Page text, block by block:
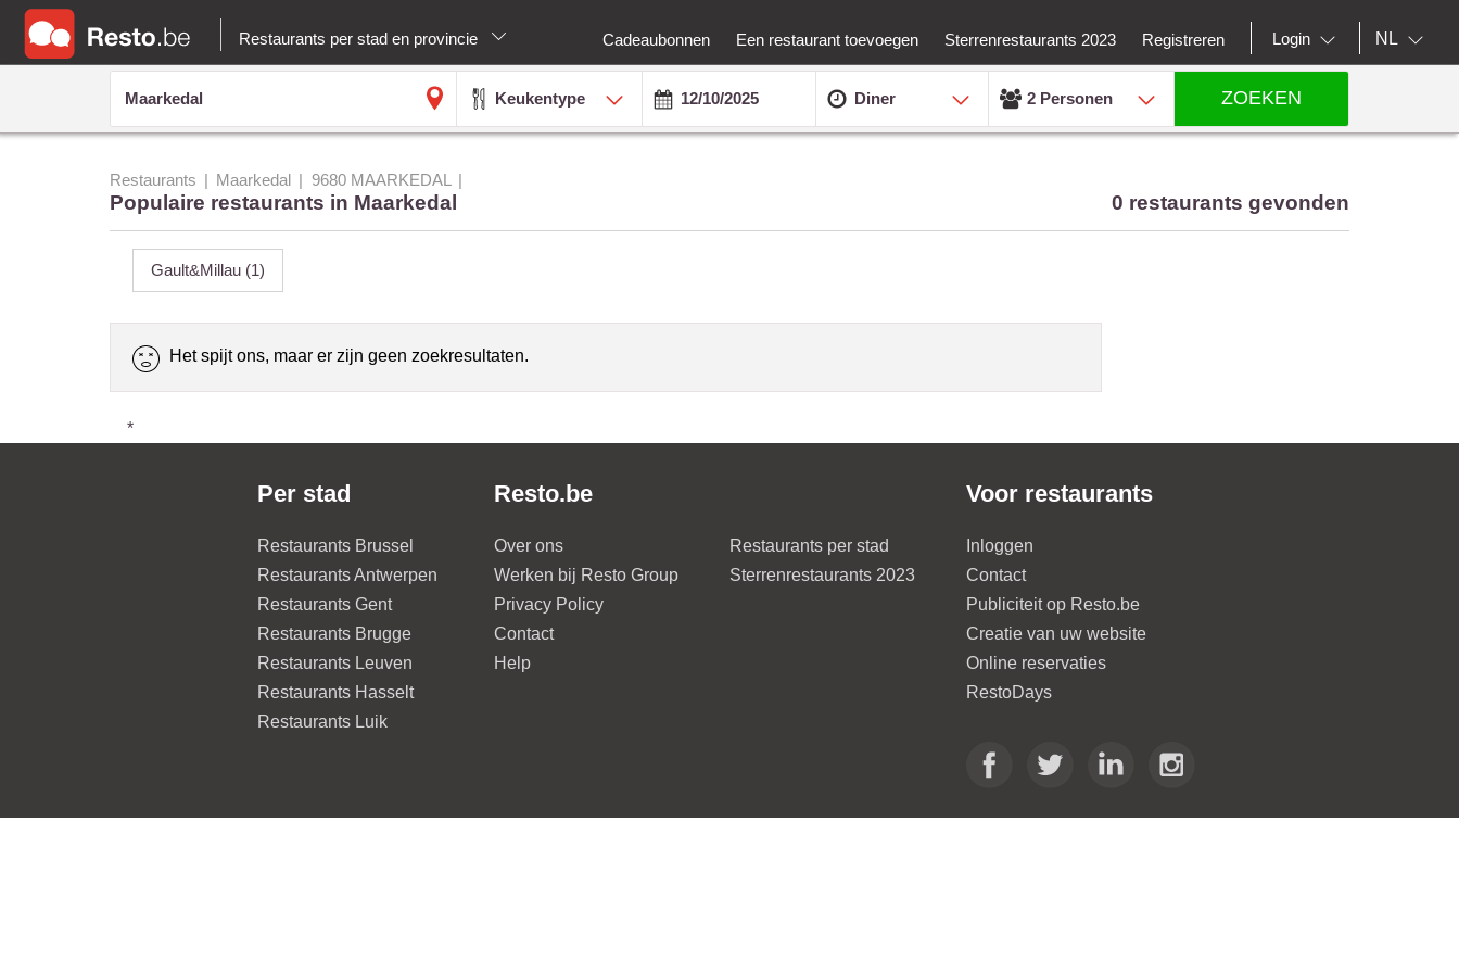
Restaurants per stad en provincie Cadeaubonnen Een restaurant toevoegen Sterrenrestaurants 2023 Registreren Login NL
Keukentype Diner 2 Personen ZOEKEN
Restaurants Maarkedal 9680 MAARKEDAL
Populaire restaurants in Maarkedal 0 restaurants gevonden
Gault&Millau (1)
Het spijt ons, maar er zijn geen zoekresultaten.
*
Per stad
Restaurants Brussel
Restaurants Antwerpen
Restaurants Gent
Restaurants Brugge
Restaurants Leuven
Restaurants Hasselt
Restaurants Luik
Resto.be
Over ons
Werken bij Resto Group
Privacy Policy
Contact
Help
Restaurants per stad
Sterrenrestaurants 2023
Voor restaurants
Inloggen
Contact
Publiciteit op Resto.be
Creatie van uw website
Online reservaties
RestoDays